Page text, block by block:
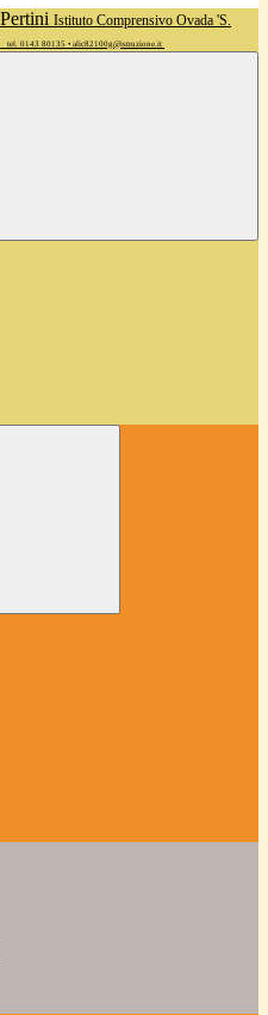
Istituto Comprensivo Ovada 'S.
tel. 0143 80135 • alic82100g@istruzione.it